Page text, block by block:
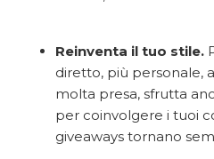
Reinventa il tuo stile.
diretto, più personale,
molta presa, sfrutta
per coinvolgere i tuoi
giveaways tornano